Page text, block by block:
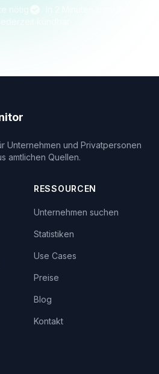
Unternehmen und Privatpersonen
amtlichen Quellen.
RESSOURCEN
Unternehmen suchen
Statistiken
Use Cases
Preise
Blog
Kontakt